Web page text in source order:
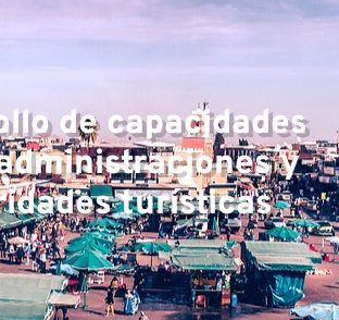
de capacidades
y
turísticas